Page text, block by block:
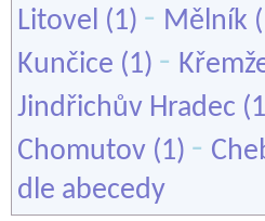
Litovel (1) - Mělník
Kunčice (1) -
Jindřichův Hradec
Chomutov (1) -
dle abecedy